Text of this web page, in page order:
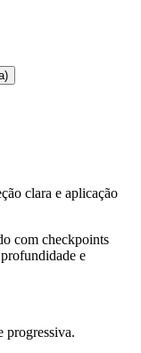
clara e aplicação
com checkpoints
e
progressiva.